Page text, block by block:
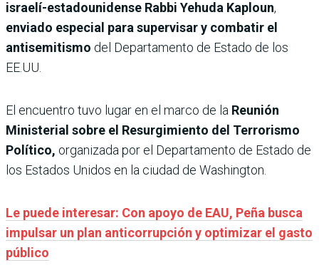
israelí-estadounidense Rabbi Yehuda Kaploun,
enviado especial para supervisar y combatir el
antisemitismo del Departamento de Estado de los
EE.UU.
El encuentro tuvo lugar en el marco de la Reunión
Ministerial sobre el Resurgimiento del Terrorismo
Político, organizada por el Departamento de Estado de
los Estados Unidos en la ciudad de Washington.
Le puede interesar: Con apoyo de EAU, Peña busca
impulsar un plan anticorrupción y optimizar el gasto
público